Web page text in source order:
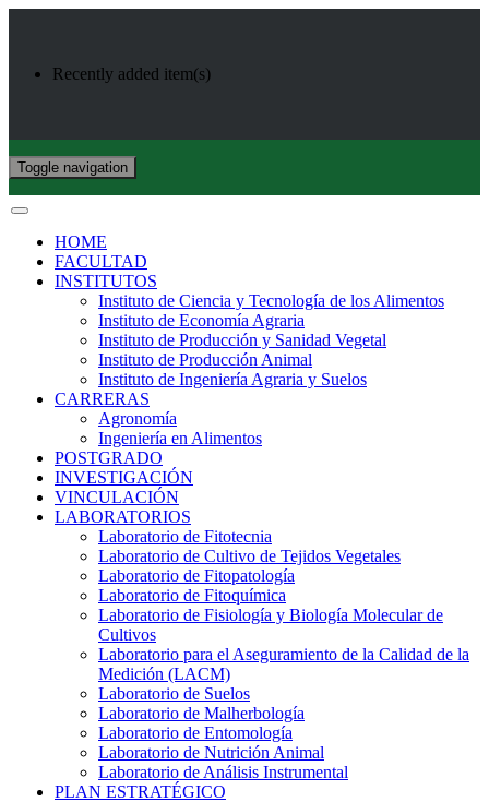
Recently added item(s)
Toggle navigation
HOME
FACULTAD
INSTITUTOS
Instituto de Ciencia y Tecnología de los Alimentos
Instituto de Economía Agraria
Instituto de Producción y Sanidad Vegetal
Instituto de Producción Animal
Instituto de Ingeniería Agraria y Suelos
CARRERAS
Agronomía
Ingeniería en Alimentos
POSTGRADO
INVESTIGACIÓN
VINCULACIÓN
LABORATORIOS
Laboratorio de Fitotecnia
Laboratorio de Cultivo de Tejidos Vegetales
Laboratorio de Fitopatología
Laboratorio de Fitoquímica
Laboratorio de Fisiología y Biología Molecular de
Cultivos
Laboratorio para el Aseguramiento de la Calidad de la
Medición (LACM)
Laboratorio de Suelos
Laboratorio de Malherbología
Laboratorio de Entomología
Laboratorio de Nutrición Animal
Laboratorio de Análisis Instrumental
PLAN ESTRATÉGICO